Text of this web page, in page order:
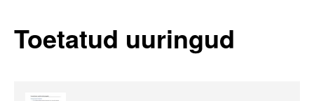
Toetatud uuringud